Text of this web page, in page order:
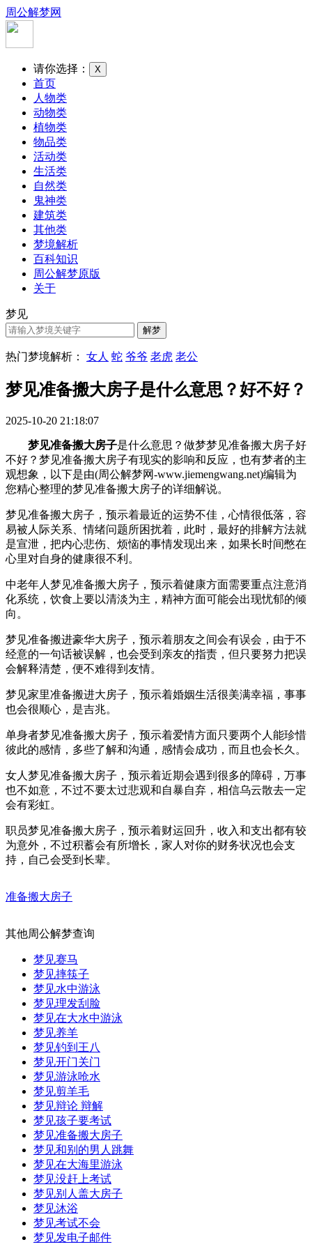
周公解梦网
请你选择： X
首页
人物类
动物类
植物类
物品类
活动类
生活类
自然类
鬼神类
建筑类
其他类
梦境解析
百科知识
周公解梦原版
关于
梦见
热门梦境解析： 女人 蛇 爷爷 老虎 老公
梦见准备搬大房子是什么意思？好不好？
2025-10-20 21:18:07
梦见准备搬大房子是什么意思？做梦梦见准备搬大房子好
不好？梦见准备搬大房子有现实的影响和反应，也有梦者的主
观想象，以下是由(周公解梦网-www.jiemengwang.net)编辑为
您精心整理的梦见准备搬大房子的详细解说。
梦见准备搬大房子，预示着最近的运势不佳，心情很低落，容
易被人际关系、情绪问题所困扰着，此时，最好的排解方法就
是宣泄，把内心悲伤、烦恼的事情发现出来，如果长时间憋在
心里对自身的健康很不利。
中老年人梦见准备搬大房子，预示着健康方面需要重点注意消
化系统，饮食上要以清淡为主，精神方面可能会出现忧郁的倾
向。
梦见准备搬进豪华大房子，预示着朋友之间会有误会，由于不
经意的一句话被误解，也会受到亲友的指责，但只要努力把误
会解释清楚，便不难得到友情。
梦见家里准备搬进大房子，预示着婚姻生活很美满幸福，事事
也会很顺心，是吉兆。
单身者梦见准备搬大房子，预示着爱情方面只要两个人能珍惜
彼此的感情，多些了解和沟通，感情会成功，而且也会长久。
女人梦见准备搬大房子，预示着近期会遇到很多的障碍，万事
也不如意，不过不要太过悲观和自暴自弃，相信乌云散去一定
会有彩虹。
职员梦见准备搬大房子，预示着财运回升，收入和支出都有较
为意外，不过积蓄会有所增长，家人对你的财务状况也会支
持，自己会受到长辈。
准备搬大房子
其他周公解梦查询
梦见赛马
梦见摔筷子
梦见水中游泳
梦见理发刮脸
梦见在大水中游泳
梦见养羊
梦见钓到王八
梦见开门关门
梦见游泳呛水
梦见剪羊毛
梦见辩论 辩解
梦见孩子要考试
梦见准备搬大房子
梦见和别的男人跳舞
梦见在大海里游泳
梦见没赶上考试
梦见别人盖大房子
梦见沐浴
梦见考试不会
梦见发电子邮件